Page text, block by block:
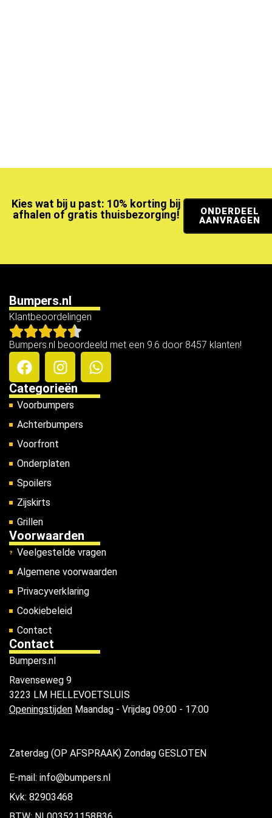
Kies wat bij u past: 10% korting bij
afhalen of gratis thuisbezorging!
ONDERDEEL
AANVRAGEN
Bumpers.nl
Klantbeoordelingen
Bumpers.nl beoordeeld met een 9.6 door 8457 klanten!
Categorieën
Voorbumpers
Achterbumpers
Voorfront
Onderplaten
Spoilers
Zijskirts
Grillen
Voorwaarden
Veelgestelde vragen
Algemene voorwaarden
Privacyverklaring
Cookiebeleid
Contact
Contact
Bumpers.nl
Ravenseweg 9
3223 LM HELLEVOETSLUIS
Openingstijden Maandag - Vrijdag 09:00 - 17:00
Zaterdag (OP AFSPRAAK) Zondag GESLOTEN
E-mail: info@bumpers.nl
Kvk: 82903468